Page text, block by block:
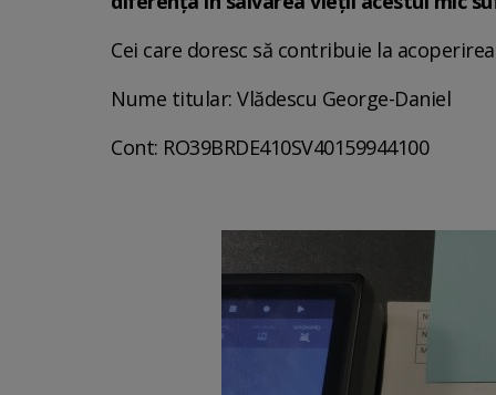
Cei care doresc să contribuie la
Nume titular: Vlădescu George-Daniel
Cont: RO39BRDE410SV40159944100